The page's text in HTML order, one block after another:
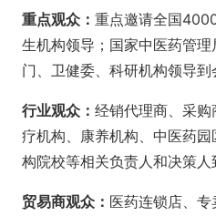
重点观众： 重点邀请全国
生机构领导；国家中医药管
门、卫健委、科研机构领导到
行业观众： 经销代理商、采
疗机构、康养机构、中医药
构院校等相关负责人和决策人
贸易商观众： 医药连锁店、专